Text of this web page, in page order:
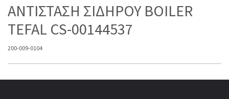
ΑΝΤΙΣΤΑΣΗ ΣΙΔΗΡΟΥ BOILER
TEFAL CS-00144537
200-009-0104